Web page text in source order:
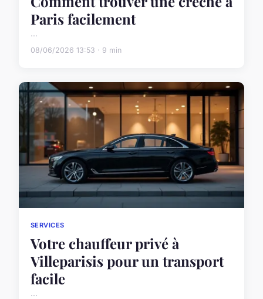
Paris facilement
...
08/06/2026 13:53 · 9 min
SERVICES
Votre chauffeur privé à
Villeparisis pour un transport
facile
...